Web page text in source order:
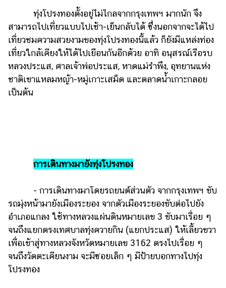
ทุ่งโปรงทองตั้งอยู่ไม่ไกลจากกรุงเทพฯ มากนัก จึง
สามารถไปเที่ยวแบบไปเช้า-เย็นกลับได้ ซึ่งนอกจากจะได้ไป
เที่ยวชมความสวยงามของทุ่งโปรงทองนี้แล้ว ก็ยังมีแหล่งท่อง
เที่ยวใกล้เคียงให้ได้ไปเยือนกันอีกด้วย อาทิ อนุสรณ์เรือรบ
หลวงประแส, ศาลเจ้าพ่อประแส, หาดแม่รำพึง, อุทยานแห่ง
ชาติเขาแหลมหญ้า-หมู่เกาะเสม็ด และตลาดน้ำเกาะกลอย
เป็นต้น
การเดินทางมายังทุ่งโปรงทอง
- การเดินทางมาโดยรถยนต์ส่วนตัว จากกรุงเทพฯ ขับ
รถมุ่งหน้ามายังเมืองระยอง จากตัวเมืองระยองขับต่อไปยัง
อำเภอแกลง ใช้ทางหลวงแผ่นดินหมายเลข 3 ขับมาเรื่อย ๆ
จนถึงแยกตรงเทศบาลทุ่งควายกิน (แยกประแส) ให้เลี้ยวขวา
เพื่อเข้าสู่ทางหลวงจังหวัดหมายเลข 3162 ตรงไปเรื่อย ๆ
จนถึงวัดตะเคียนงาม จะมีซอยเล็ก ๆ มีป้ายบอกทางไปทุ่ง
โปรงทอง